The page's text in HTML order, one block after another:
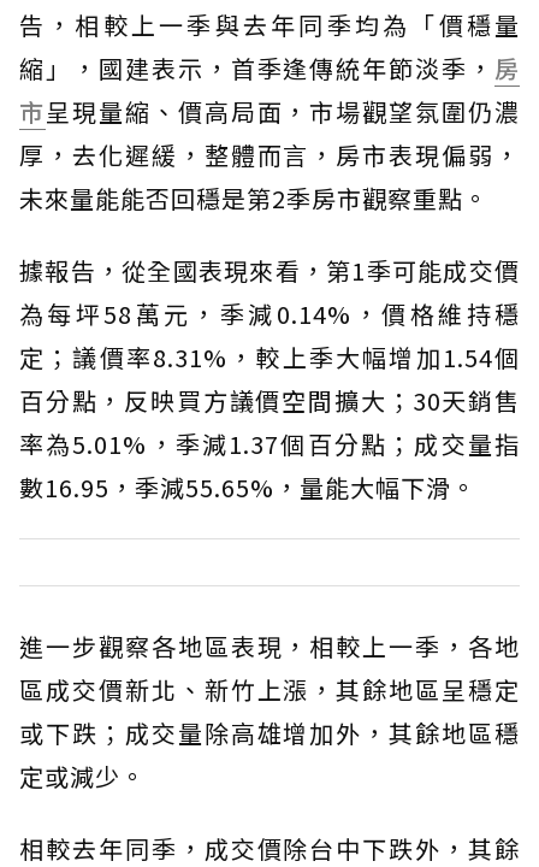
告，相較上一季與去年同季均為「價穩量
縮」，國建表示，首季逢傳統年節淡季， 房
市呈現量縮、價高局面，市場觀望氛圍仍濃
厚，去化遲緩，整體而言，房市表現偏弱，
未來量能能否回穩是第2季房市觀察重點。
據報告，從全國表現來看，第1季可能成交價
為每坪58萬元，季減0.14%，價格維持穩
定；議價率8.31%，較上季大幅增加1.54個
百分點，反映買方議價空間擴大；30天銷售
率為5.01%，季減1.37個百分點；成交量指
數16.95，季減55.65%，量能大幅下滑。
進一步觀察各地區表現，相較上一季，各地
區成交價新北、新竹上漲，其餘地區呈穩定
或下跌；成交量除高雄增加外，其餘地區穩
定或減少。
相較去年同季，成交價除台中下跌外，其餘